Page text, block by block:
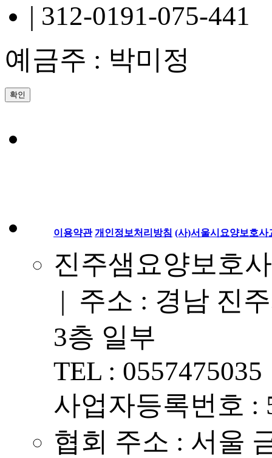
| 312-0191-075-441
예금주 : 박미정
확인
이용약관 개인정보처리방침 (사)서울시요양보호사
진주샘요양보호
| 주소 : 경남 진
3층 일부
TEL :
사업자등록번호 :
협회 주소 : 서울